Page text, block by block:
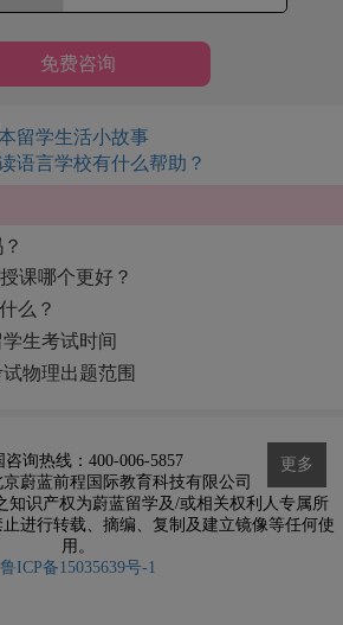
免费咨询
留学生活小故事
语言学校有什么帮助？
课哪个更好？
么？
生考试时间
物理出题范围
更多
咨询热线：400-006-5857
蔚蓝前程国际教育科技有限公司
知识产权为蔚蓝留学及/或相关权利人专属所
进行转载、摘编、复制及建立镜像等任何使
用。
鲁ICP备15035639号-1